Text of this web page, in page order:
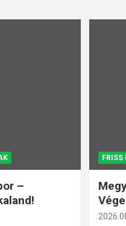
–
FRISS